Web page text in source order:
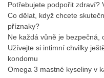
Potřebujete podpořit zdraví?
Co dělat, když chcete
příznaky?
Ne každá vůně je
Užívejte si intimní chvilky
kondomu
Omega 3 mastné kyseliny v